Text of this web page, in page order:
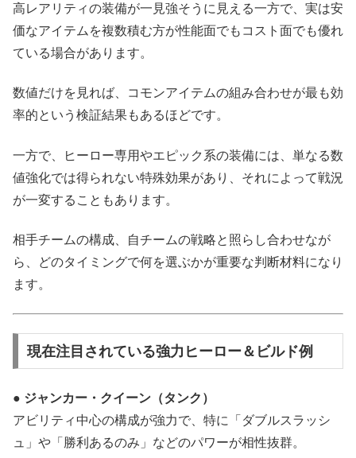
高レアリティの装備が一見強そうに見える一方で、実は安
価なアイテムを複数積む方が性能面でもコスト面でも優れ
ている場合があります。
数値だけを見れば、コモンアイテムの組み合わせが最も効
率的という検証結果もあるほどです。
一方で、ヒーロー専用やエピック系の装備には、単なる数
値強化では得られない特殊効果があり、それによって戦況
が一変することもあります。
相手チームの構成、自チームの戦略と照らし合わせなが
ら、どのタイミングで何を選ぶかが重要な判断材料になり
ます。
現在注目されている強力ヒーロー＆ビルド例
● ジャンカー・クイーン（タンク）
アビリティ中心の構成が強力で、特に「ダブルスラッシ
ュ」や「勝利あるのみ」などのパワーが相性抜群。